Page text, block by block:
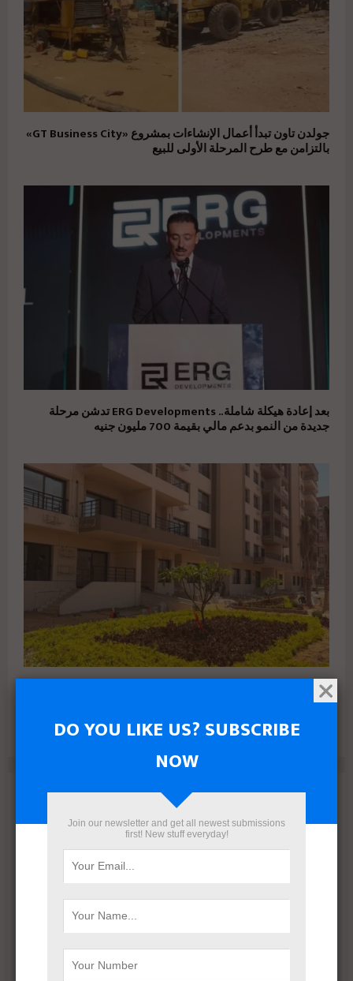
جولدن تاون تبدأ أعمال الإنشاءات بمشروع «GT Business City»
بالتزامن مع طرح المرحلة الأولى للبيع
بعد إعادة هيكلة شاملة.. ERG Developments تدشن مرحلة
جديدة من النمو بدعم مالي بقيمة 700 مليون جنيه
البنك الأهلي المصري وإدارة أمناء الاستثمار يتعاقدان مع رامتان
للتطوير العقاري لطرح وحدات جاهزة بالعاصمة الإدارية
Archives
August 2026
July 2026
June 2026
April 2026
DO YOU LIKE US? SUBSCRIBE
NOW
Join our newsletter and get all newest submissions
first! New stuff everyday!